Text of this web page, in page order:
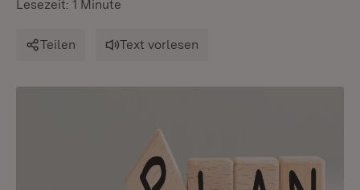
Lesezeit: 1 Minute
Teilen Text vorlesen